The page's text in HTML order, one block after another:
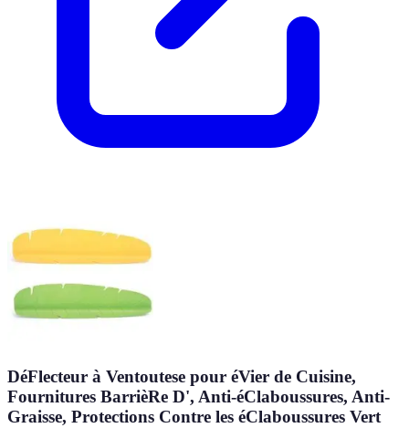
DéFlecteur à Ventoutese pour éVier de Cuisine,
Fournitures BarrièRe D', Anti-éClaboussures, Anti-
Graisse, Protections Contre les éClaboussures Vert